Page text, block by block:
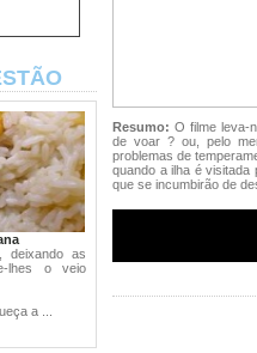
deixando as
lhes o veio
a ...
Resumo: O filme leva-
de voar ? ou, pelo
problemas de
quando a ilha é
que se incumbirão de